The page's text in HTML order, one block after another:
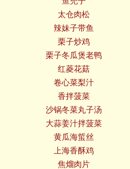
太仓肉松
辣妹子带鱼
栗子炒鸡
栗子冬瓜煲老鸭
红菱花菇
卷心菜梨汁
香拌菠菜
沙锅冬菜丸子汤
大蒜姜汁拌菠菜
黄瓜海蜇丝
上海香酥鸡
焦熘肉片